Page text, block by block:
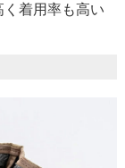
着用率も高い